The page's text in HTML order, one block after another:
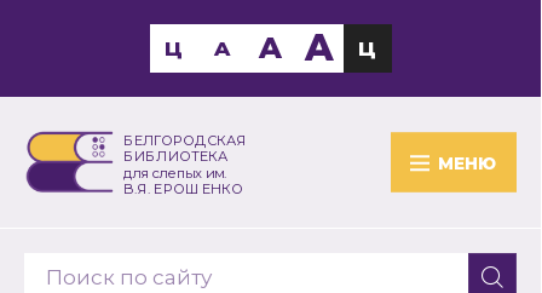
БЕЛГОРОДСКАЯ
БИБЛИОТЕКА
для слепых им.
В.Я. ЕРОШЕНКО
МЕНЮ
Ц A A A Ц